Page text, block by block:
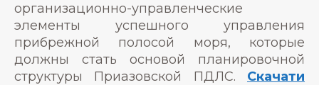
организационно-управленческие
элементы успешного управления
прибрежной полосой моря, которые
должны стать основой планировочной
структуры Приазовской ПДЛС. Скачати